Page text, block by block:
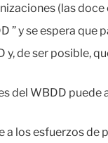
(las
” y se espera
de ser posible,
del WBDD puede
los esfuerzos de